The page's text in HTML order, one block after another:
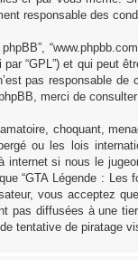
responsable des
par “GPL”) et qui peut
pas responsable
merci de
choquant,
ou les lois
si nous le
“GTA Légende : Les
vous acceptez
diffusées à une
tentative de piratage